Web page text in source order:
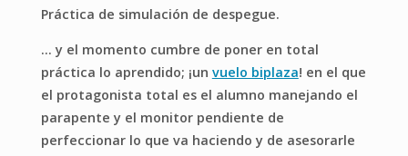
Práctica de simulación de despegue.
… y el momento cumbre de poner en total
práctica lo aprendido; ¡un vuelo biplaza! en el que
el protagonista total es el alumno manejando el
parapente y el monitor pendiente de
perfeccionar lo que va haciendo y de asesorarle